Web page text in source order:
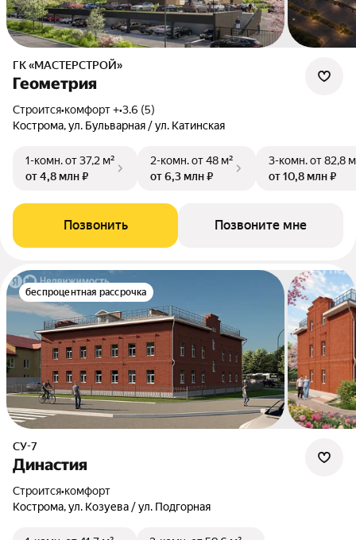
ГК «МАСТЕРСТРОЙ»
Геометрия
Строится•комфорт +•3.6 (5)
Кострома, ул. Бульварная / ул. Катинская
1-комн.от 37,2 м²
от 4,8 млн ₽
2-комн.от 48 м²
от 6,3 млн ₽
3-комн.от 82,8
от 10,8 млн ₽
Позвонить Позвоните мне
беспроцентная рассрочка
СУ-7
Династия
Строится•комфорт
Кострома, ул. Козуева / ул. Подгорная